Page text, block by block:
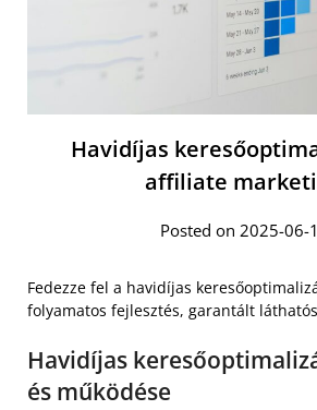
Havidíjas
affiliate
Posted on 2025-06-
Fedezze fel a havidíjas
folyamatos fejlesztés, garantált
Havidíjas
és működése